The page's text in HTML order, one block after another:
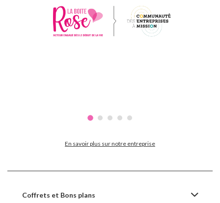
En savoir plus sur notre entreprise
Coffrets et Bons plans